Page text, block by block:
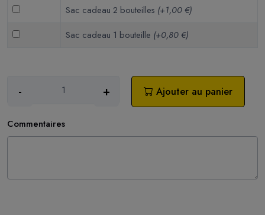
Sac cadeau 2 bouteilles (+1,00 €)
Sac cadeau 1 bouteille (+0,80 €)
- + Ajouter au panier
Commentaires